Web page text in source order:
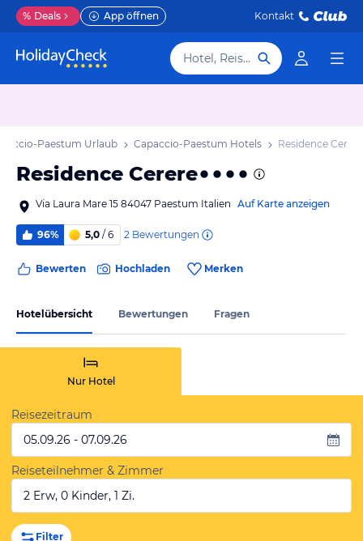
% Deals App öffnen Kontakt
Hotel, Reiseziel
Paestum Urlaub Capaccio-Paestum Hotels Residence Cerere
Residence Cerere
Via Laura Mare 15 84047 Paestum Italien Auf Karte anzeigen
96% 5,0 / 6 2 Bewertungen
Bewerten Hochladen Merken
Hotelübersicht Bewertungen Fragen
Nur Hotel
Reisezeitraum
05.09.26 - 07.09.26
Reiseteilnehmer & Zimmer
2 Erw, 0 Kinder, 1 Zi.
Filter